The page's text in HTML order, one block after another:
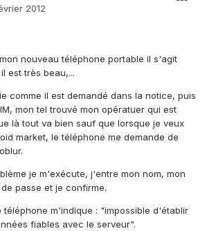
2012
nouveau téléphone portable il s'agit
est très beau,...
comme il est demandé dans la notice, puis
mon tel trouvé mon opératuer qui est
là tout va bien sauf que lorsque je veux
market, le téléphone me demande de
je m'exécute, j'entre mon nom, mon
passe et je confirme.
téléphone m'indique : "impossible d'établir
fiables avec le serveur".